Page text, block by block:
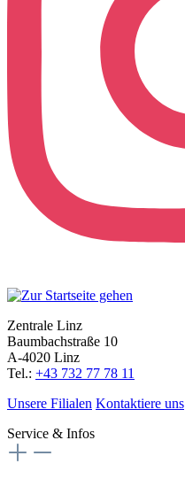
Zentrale Linz
Baumbachstraße 10
A-4020 Linz
Tel.: +43 732 77 78 11
Unsere Filialen Kontaktiere uns
Service & Infos